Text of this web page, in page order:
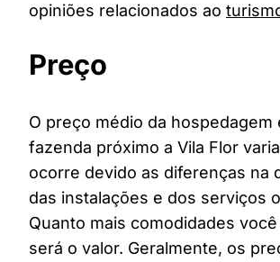
opiniões relacionados ao
Preço
O preço médio da hospedagem
fazenda próximo a Vila Flor
ocorre devido as diferenças na
das instalações e dos serviços
Quanto mais comodidades
será o valor. Geralmente, os